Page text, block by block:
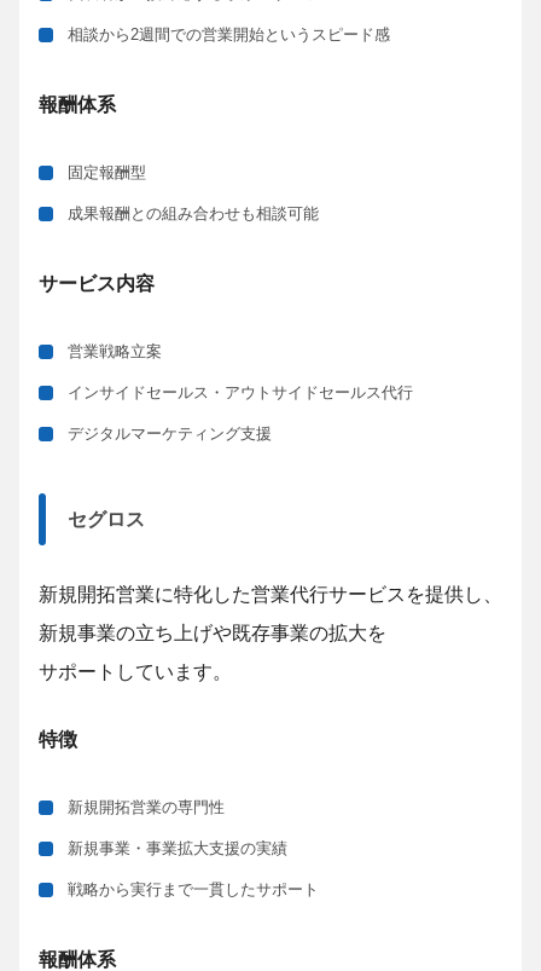
相談から2週間での営業開始というスピード感
報酬体系
固定報酬型
成果報酬との組み合わせも相談可能
サービス内容
営業戦略立案
インサイドセールス・アウトサイドセールス代行
デジタルマーケティング支援
セグロス
新規開拓営業に特化した営業代行サービスを提供し、
新規事業の立ち上げや既存事業の拡大を
サポートしています。
特徴
新規開拓営業の専門性
新規事業・事業拡大支援の実績
戦略から実行まで一貫したサポート
報酬体系